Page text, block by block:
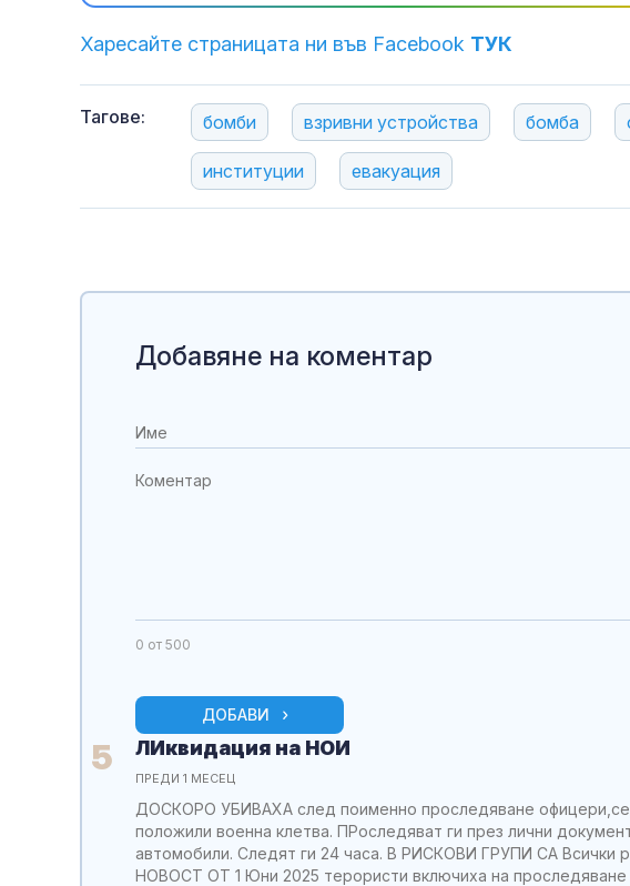
Харесайте страницата ни във Facebook ТУК
Тагове: бомби взривни устройства бомба
институции евакуация
Добавяне на коментар
0 от 500
ДОБАВИ
5 ЛИквидация на НОИ
ПРЕДИ 1 МЕСЕЦ
ДОСКОРО УБИВАХА след поименно проследяване
положили военна клетва. ПРоследяват ги през лични
автомобили. Следят ги 24 часа. В РИСКОВИ ГРУПИ СА Всички
НОВОСТ ОТ 1 Юни 2025 терористи включиха на